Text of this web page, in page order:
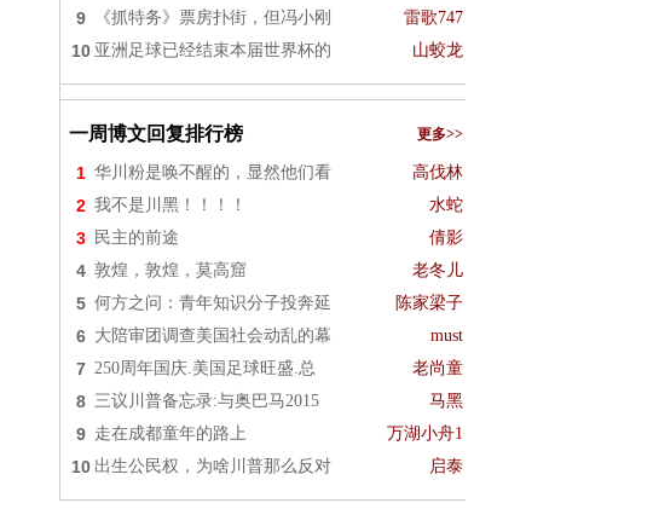
9 《抓特务》票房扑街，但冯小刚 雷歌747
10 亚洲足球已经结束本届世界杯的 山蛟龙
一周博文回复排行榜 更多>>
1 华川粉是唤不醒的，显然他们看 高伐林
2 我不是川黑！！！！ 水蛇
3 民主的前途 倩影
4 敦煌，敦煌，莫高窟 老冬儿
5 何方之问：青年知识分子投奔延 陈家梁子
6 大陪审团调查美国社会动乱的幕 must
7 250周年国庆.美国足球旺盛.总 老尚童
8 三议川普备忘录:与奥巴马2015 马黑
9 走在成都童年的路上 万湖小舟1
10 出生公民权，为啥川普那么反对 启泰